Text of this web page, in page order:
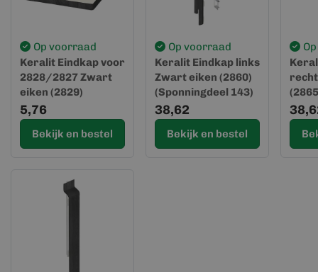
Op voorraad
Keralit Eindkap voor
2828/2827 Zwart
eiken (2829)
5,76
Bekijk en bestel
Op voorraad
Keralit Eindkap links
Zwart eiken (2860)
(Sponningdeel 143)
38,62
Bekijk en bestel